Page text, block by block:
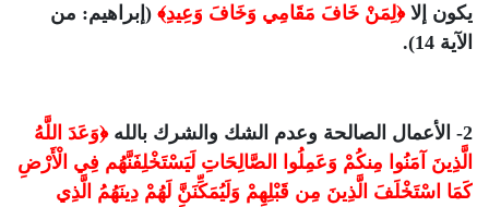
يكون إلا﴿لِمَنْ خَافَ مَقَامِي وَخَافَ وَعِيدِ﴾ (إبراهيم: من
الآية 14).
2- الأعمال الصالحة وعدم الشك والشرك بالله
﴿وَعَدَ اللَّهُ
الَّذِينَ آمَنُوا مِنكُمْ وَعَمِلُوا الصَّالِحَاتِ لَيَسْتَخْلِفَنَّهُم فِي الْأَرْضِ
كَمَا اسْتَخْلَفَ الَّذِينَ مِن قَبْلِهِمْ وَلَيُمَكِّنَنَّ لَهُمْ دِينَهُمُ الَّذِي